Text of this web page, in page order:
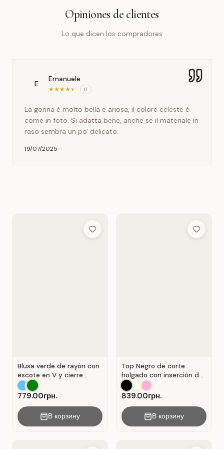
Opiniones de clientes
Lo que dicen los compradores
E
Emanuele
★★★★★ IT
La gonna è molto bella e ariosa, il colore celeste è
come in foto. Si adatta bene, anche se il materiale in
raso sembra un po' delicato.
19/07/2025
Add to Wish List
Blusa verde de rayón con
escote en V y cierre
Verde .
779.00грн.
В корзину
Add to
Top Negro de corte
holgado con inserción de
encaje calado.
839.00грн.
В корзину